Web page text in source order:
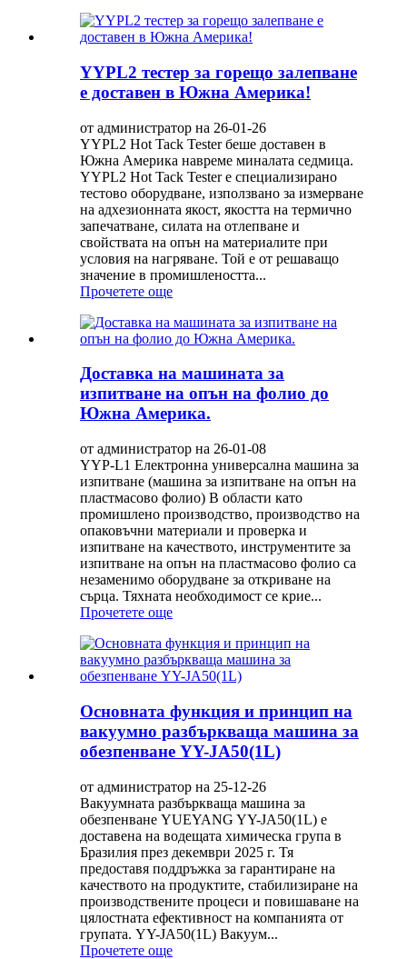
YYPL2 тестер за горещо залепване
е доставен в Южна Америка!
от администратор на 26-01-26
YYPL2 Hot Tack Tester беше доставен в
Южна Америка навреме миналата седмица.
YYPL2 Hot Tack Tester е специализирано
тестово оборудване, използвано за измерване
на адхезионната якост, якостта на термично
запечатване, силата на отлепване и
свойствата на опън на материалите при
условия на нагряване. Той е от решаващо
значение в промишлеността...
Прочетете още
Доставка на машината за
изпитване на опън на фолио до
Южна Америка.
от администратор на 26-01-08
YYP-L1 Електронна универсална машина за
изпитване (машина за изпитване на опън на
пластмасово фолио) В области като
промишлено производство, производство на
опаковъчни материали и проверка и
изпитване на качеството, инструментите за
изпитване на опън на пластмасово фолио са
незаменимо оборудване за откриване на
сърца. Тяхната необходимост се крие...
Прочетете още
Основната функция и принцип на
вакуумно разбъркваща машина за
обезпенване YY-JA50(1L)
от администратор на 25-12-26
Вакуумната разбъркваща машина за
обезпенване YUEYANG YY-JA50(1L) е
доставена на водещата химическа група в
Бразилия през декември 2025 г. Тя
предоставя поддръжка за гарантиране на
качеството на продуктите, стабилизиране на
производствените процеси и повишаване на
цялостната ефективност на компанията от
групата. YY-JA50(1L) Вакуум...
Прочетете още